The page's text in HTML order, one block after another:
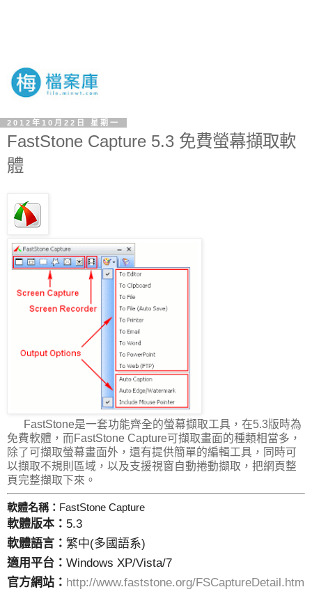
2012年10月22日 星期一
FastStone Capture 5.3 免費螢幕擷取軟
體
FastStone是一套功能齊全的螢幕擷取工具，在5.3版時為
免費軟體，而FastStone Capture可擷取畫面的種類相當多，
除了可擷取螢幕畫面外，還有提供簡單的編輯工具，同時可
以擷取不規則區域，以及支援視窗自動捲動擷取，把網頁整
頁完整擷取下來。
軟體名稱： FastStone Capture
軟體版本： 5.3
軟體語言： 繁中(多國語系)
適用平台： Windows XP/Vista/7
官方網站： http://www.faststone.org/FSCaptureDetail.htm